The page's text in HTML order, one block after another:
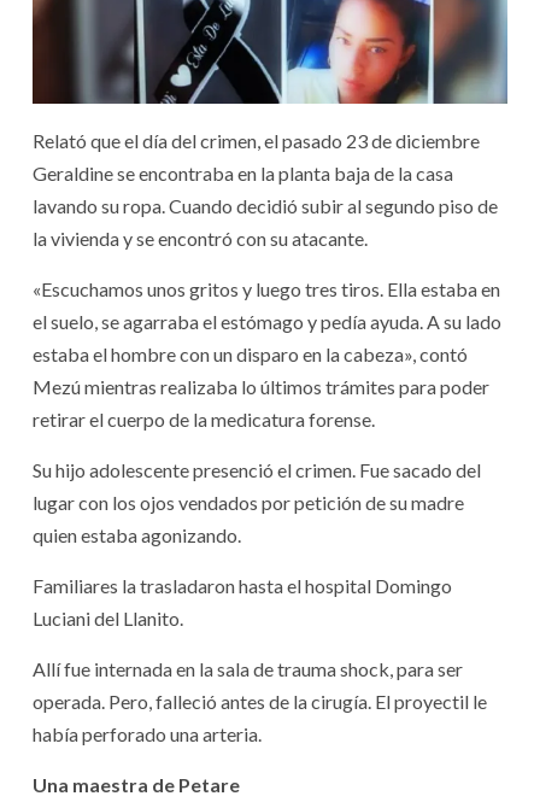
Relató que el día del crimen, el pasado 23 de diciembre
Geraldine se encontraba en la planta baja de la casa
lavando su ropa. Cuando decidió subir al segundo piso de
la vivienda y se encontró con su atacante.
«Escuchamos unos gritos y luego tres tiros. Ella estaba en
el suelo, se agarraba el estómago y pedía ayuda. A su lado
estaba el hombre con un disparo en la cabeza», contó
Mezú mientras realizaba lo últimos trámites para poder
retirar el cuerpo de la medicatura forense.
Su hijo adolescente presenció el crimen. Fue sacado del
lugar con los ojos vendados por petición de su madre
quien estaba agonizando.
Familiares la trasladaron hasta el hospital Domingo
Luciani del Llanito.
Allí fue internada en la sala de trauma shock, para ser
operada. Pero, falleció antes de la cirugía. El proyectil le
había perforado una arteria.
Una maestra de Petare